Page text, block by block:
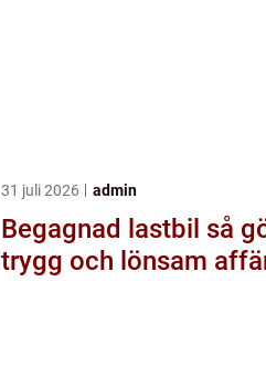
31 juli 2026 admin
Begagnad lastbil så gör du en
trygg och lönsam